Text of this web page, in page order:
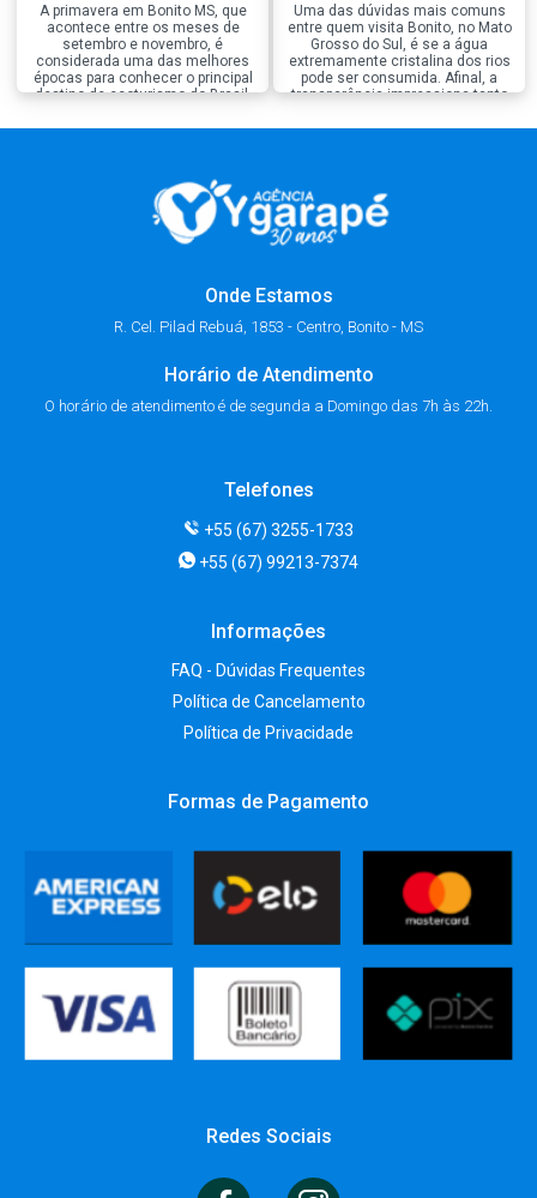
A primavera em Bonito MS, que
acontece entre os meses de
setembro e novembro, é
considerada uma das melhores
épocas para conhecer o principal
destino de ecoturismo do Brasil.
por um período de renovação, as
com águas extremamente
cristalinas, criando o cenário […]
Uma das dúvidas mais comuns
entre quem visita Bonito, no Mato
Grosso do Sul, é se a água
extremamente cristalina dos rios
pode ser consumida. Afinal, a
transparência impressiona tanto
seja naturalmente própria para
Onde Estamos
R. Cel. Pilad Rebuá, 1853 - Centro, Bonito - MS
Horário de Atendimento
O horário de atendimento é de segunda a Domingo das 7h às 22h.
Telefones
+55 (67) 3255-1733
+55 (67) 99213-7374
Informações
FAQ - Dúvidas Frequentes
Política de Cancelamento
Política de Privacidade
Formas de Pagamento
Redes Sociais